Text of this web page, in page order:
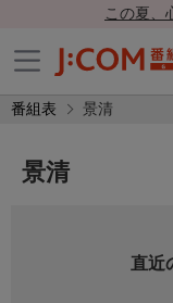
この夏、
番組表 景清
景清
直近